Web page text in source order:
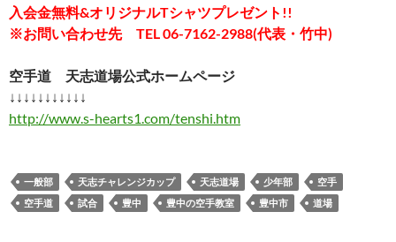
入会金無料&オリジナルTシャツプレゼント!!
※お問い合わせ先 TEL 06-7162-2988(代表・竹中)
空手道 天志道場公式ホームページ
↓↓↓↓↓↓↓↓↓↓↓
http://www.s-hearts1.com/tenshi.htm
一般部 天志チャレンジカップ 天志道場 少年部
空手
空手道
試合 豊中 豊中の空手教室 豊中市 道場